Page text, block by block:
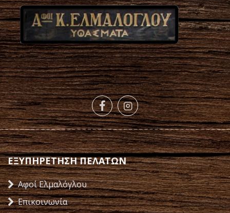
ΕΞΥΠΗΡΕΤΗΣΗ ΠΕΛΑΤΩΝ
Αφοί Ελμαλόγλου
Επικοινωνία